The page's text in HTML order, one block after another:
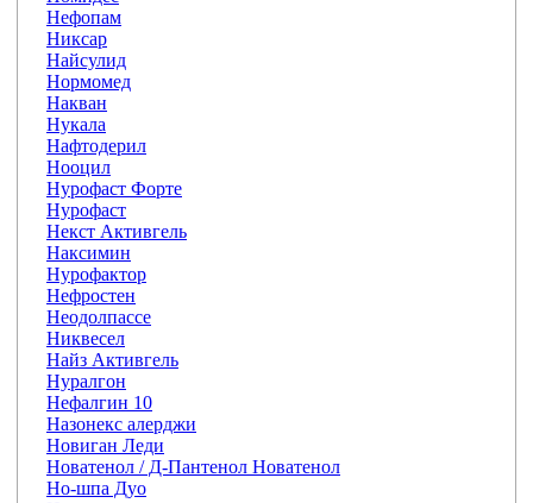
Нефопам
Никсар
Найсулид
Нормомед
Накван
Нукала
Нафтодерил
Нооцил
Нурофаст Форте
Нурофаст
Некст Активгель
Наксимин
Нурофактор
Нефростен
Неодолпассе
Никвесел
Найз Активгель
Нуралгон
Нефалгин 10
Назонекс алерджи
Новиган Леди
Новатенол / Д-Пантенол Новатенол
Но-шпа Дуо